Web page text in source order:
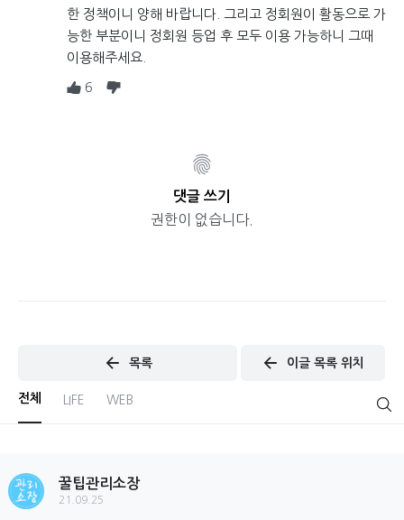
한 정책이니 양해 바랍니다. 그리고 정회원이 활동으로 가
능한 부분이니 정회원 등업 후 모두 이용 가능하니 그때
이용해주세요.
6
댓글 쓰기
권한이 없습니다.
목록 이글 목록 위치
전체 LIFE WEB
꿀팁관리소장
21.09.25